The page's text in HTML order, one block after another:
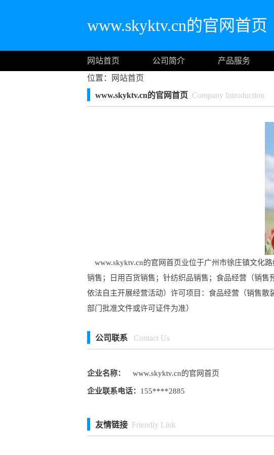
www.skyktv.cn的官网首页
网站首页 公司简介 产品服务
位置：
网站首页
www.skyktv.cn的官网首页 Company Introduction
www.skyktv.cn的官网首页业位于广州市徐庄镇文化
销售；日用百货销售；针纺织品销售；食品经营（销
依法自主开展经营活动）许可项目：食品经营（销售
部门批准文件或许可证件为准）
公司联系 Contact Us
企业名称： www.skyktv.cn的官网首页
企业联系电话： 155****2885
友情链接 Friendly Link